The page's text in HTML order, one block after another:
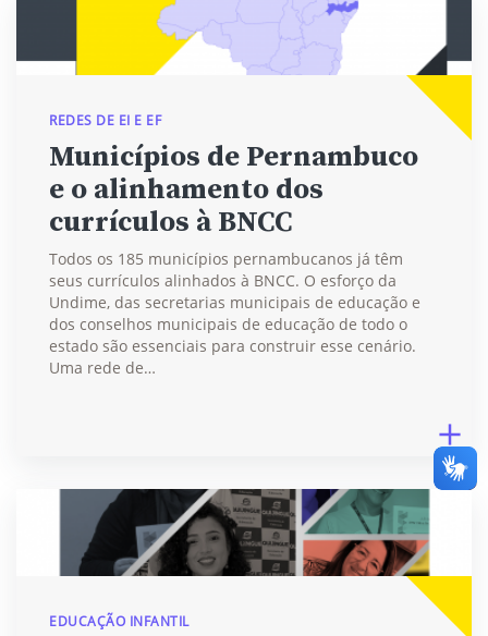
REDES DE EI E EF
Municípios de Pernambuco
e o alinhamento dos
currículos à BNCC
Todos os 185 municípios pernambucanos já têm
seus currículos alinhados à BNCC. O esforço da
Undime, das secretarias municipais de educação e
dos conselhos municipais de educação de todo o
estado são essenciais para construir esse cenário.
Uma rede de…
EDUCAÇÃO INFANTIL